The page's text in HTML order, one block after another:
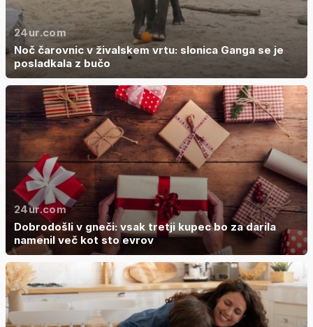
24ur.com
Noč čarovnic v živalskem vrtu: slonica Ganga se je
posladkala z bučo
24ur.com
Dobrodošli v gneči: vsak tretji kupec bo za darila
namenil več kot sto evrov